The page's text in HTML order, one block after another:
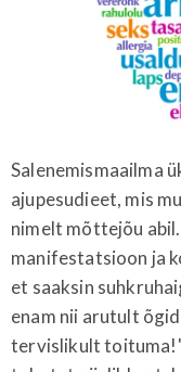
Salenemismaailma
ajupesudieet, mis
nimelt mõttejõu
manifestatsioon ja
et saaksin
enam nii arutult
tervislikult